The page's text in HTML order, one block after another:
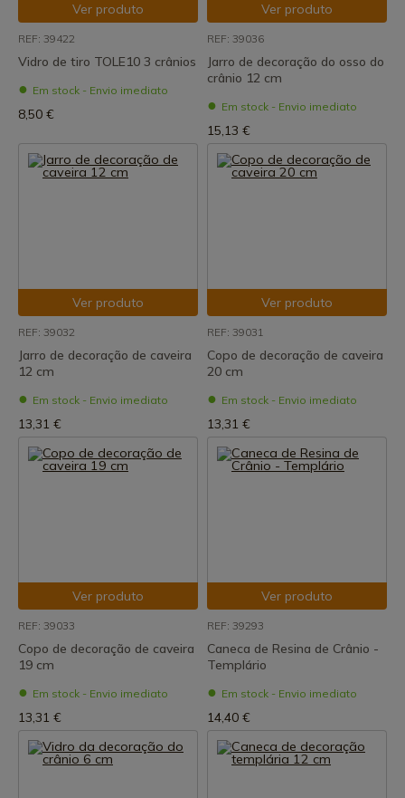
Ver produto
REF: 39422
Vidro de tiro TOLE10 3 crânios
Em stock - Envio imediato
8,50 €
Ver produto
REF: 39036
Jarro de decoração do osso do
crânio 12 cm
Em stock - Envio imediato
15,13 €
Ver produto
REF: 39032
Jarro de decoração de caveira
12 cm
Em stock - Envio imediato
13,31 €
Ver produto
REF: 39031
Copo de decoração de caveira
20 cm
Em stock - Envio imediato
13,31 €
Ver produto
REF: 39033
Copo de decoração de caveira
19 cm
Em stock - Envio imediato
13,31 €
Ver produto
REF: 39293
Caneca de Resina de Crânio -
Templário
Em stock - Envio imediato
14,40 €